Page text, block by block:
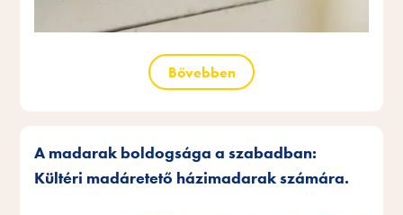
Bővebben
A madarak boldogsága a szabadban:
Kültéri madáretető házimadarak számára.